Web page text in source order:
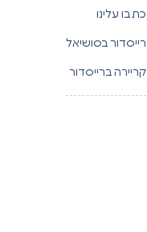
כתבו עלינו
רייסדור בסושיאל
קריירה ברייסדור